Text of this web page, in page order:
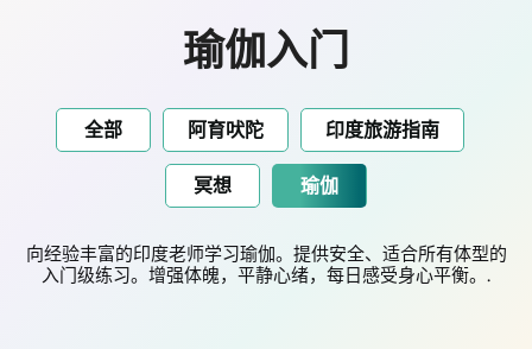
瑜伽入门
全部 阿育吠陀 印度旅游指南
冥想 瑜伽
向经验丰富的印度老师学习瑜伽。提供安全、适合所有体型的
入门级练习。增强体魄，平静心绪，每日感受身心平衡。.